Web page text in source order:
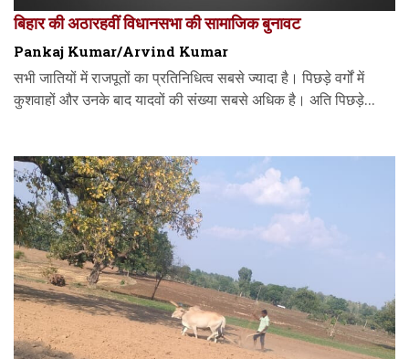
बिहार की अठारहवीं विधानसभा की सामाजिक बुनावट
Pankaj Kumar/Arvind Kumar
सभी जातियों में राजपूतों का प्रतिनिधित्व सबसे ज्यादा है। पिछड़े वर्गों में
कुशवाहों और उनके बाद यादवों की संख्या सबसे अधिक है। अति पिछड़े...